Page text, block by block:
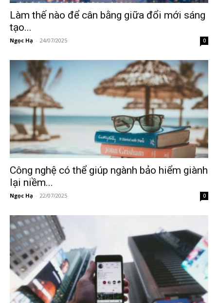
Làm thế nào để cân bằng giữa đổi mới sáng
tạo...
Ngọc Hạ - 24/07/2025 0
Công nghệ có thể giúp ngành bảo hiểm giành
lại niềm...
Ngọc Hạ - 22/07/2025 0